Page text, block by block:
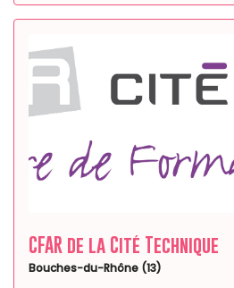
CFAR de la Cité Technique
Bouches-du-Rhône (13)